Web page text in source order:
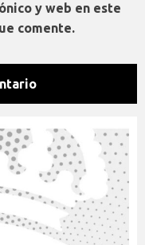
y web en este
comente.